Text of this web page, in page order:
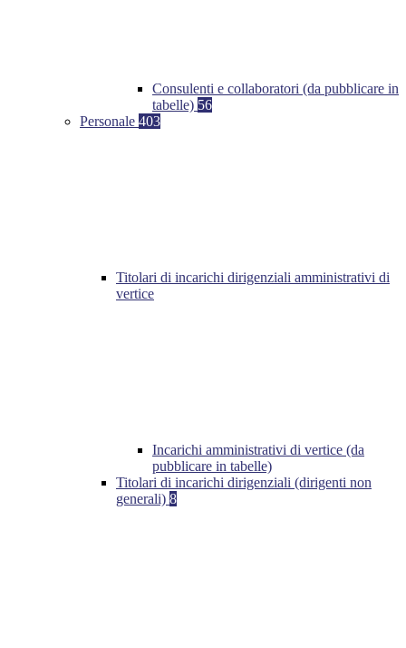
Consulenti e collaboratori (da pubblicare in
tabelle) 56
Personale 403
Titolari di incarichi dirigenziali amministrativi di
vertice
Incarichi amministrativi di vertice (da
pubblicare in tabelle)
Titolari di incarichi dirigenziali (dirigenti non
generali) 8